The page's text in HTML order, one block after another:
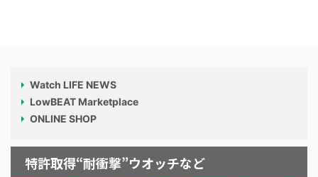
Watch LIFE NEWS
LowBEAT Marketplace
ONLINE SHOP
特許取得“耐衝撃”ウオッチなど